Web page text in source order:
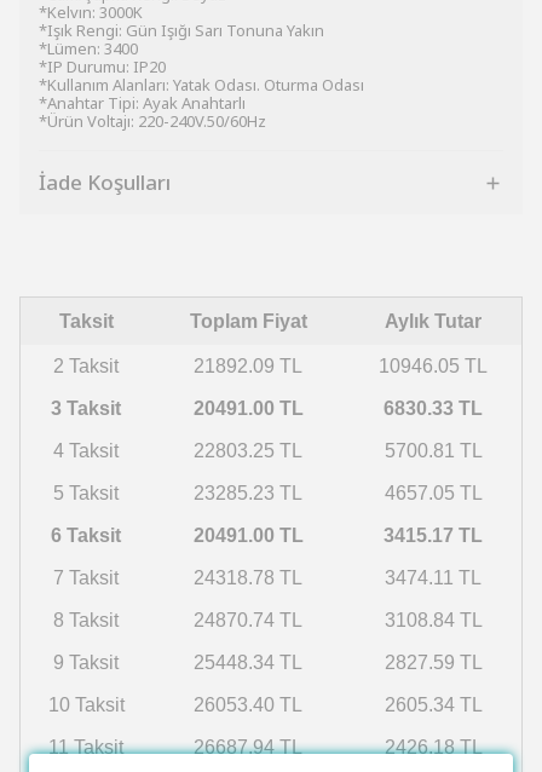
*Kelvın: 3000K
*Işık Rengi: Gün Işığı Sarı Tonuna Yakın
*Lümen: 3400
*IP Durumu: IP20
*Kullanım Alanları: Yatak Odası. Oturma Odası
*Anahtar Tipi: Ayak Anahtarlı
*Ürün Voltajı: 220-240V.50/60Hz
İade Koşulları
Taksit Toplam Fiyat Aylık Tutar
2 Taksit 21892.09 TL 10946.05 TL
3 Taksit 20491.00 TL 6830.33 TL
4 Taksit 22803.25 TL 5700.81 TL
5 Taksit 23285.23 TL 4657.05 TL
6 Taksit 20491.00 TL 3415.17 TL
7 Taksit 24318.78 TL 3474.11 TL
8 Taksit 24870.74 TL 3108.84 TL
9 Taksit 25448.34 TL 2827.59 TL
10 Taksit 26053.40 TL 2605.34 TL
11 Taksit 26687.94 TL 2426.18 TL